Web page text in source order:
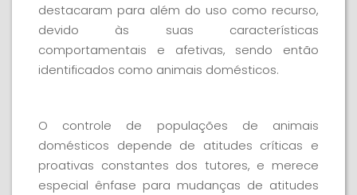
destacaram para além do uso como recurso,
devido às suas características
comportamentais e afetivas, sendo então
identificados como animais domésticos.
O controle de populações de animais
domésticos depende de atitudes críticas e
proativas constantes dos tutores, e merece
especial ênfase para mudanças de atitudes